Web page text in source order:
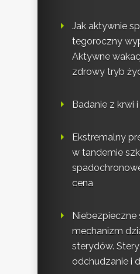
Jak aktywnie
tegoroczny
Aktywne
zdrowy tryb
Badanie z krwi
Ekstremalny
w tandemie
cena
Niebezpieczne
mechanizm
sterydów.
odchudzanie i